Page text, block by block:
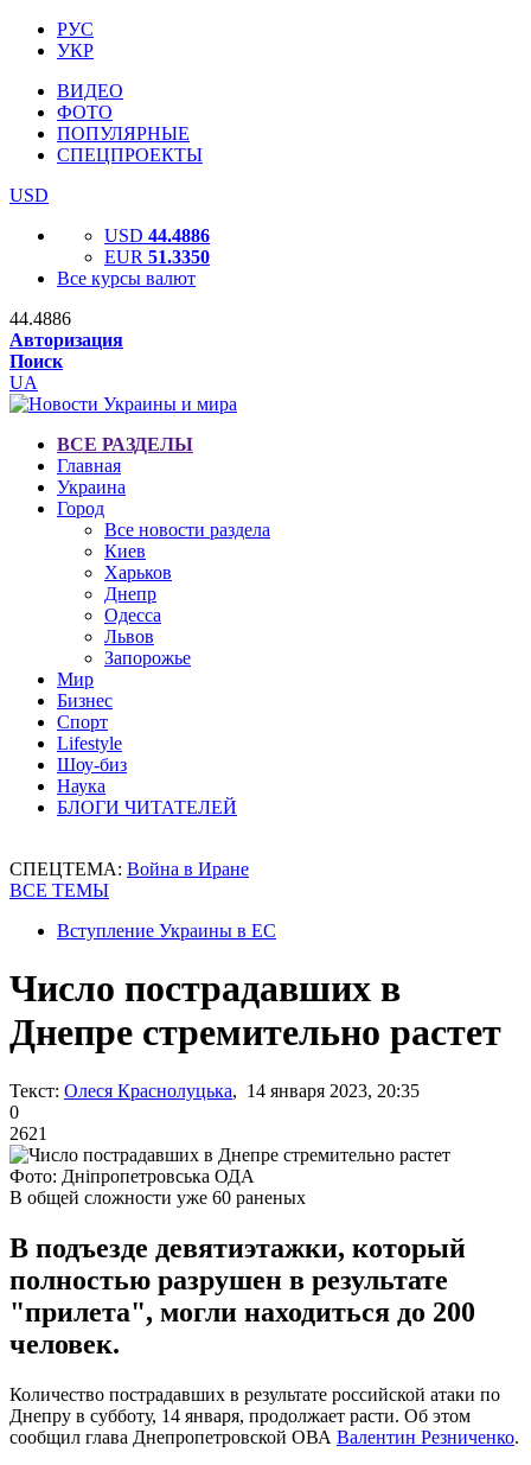
РУС
УКР
ВИДЕО
ФОТО
ПОПУЛЯРНЫЕ
СПЕЦПРОЕКТЫ
USD
USD 44.4886
EUR 51.3350
Все курсы валют
44.4886
Авторизация
Поиск
UA
ВСЕ РАЗДЕЛЫ
Главная
Украина
Город
Все новости раздела
Киев
Харьков
Днепр
Одесса
Львов
Запорожье
Мир
Бизнес
Спорт
Lifestyle
Шоу-биз
Наука
БЛОГИ ЧИТАТЕЛЕЙ
СПЕЦТЕМА: Война в Иране
ВСЕ ТЕМЫ
Вступление Украины в ЕС
Число пострадавших в
Днепре стремительно растет
Текст: Олеся Краснолуцька, 14 января 2023, 20:35
0
2621
Фото: Дніпропетровська ОДА
В общей сложности уже 60 раненых
В подъезде девятиэтажки, который
полностью разрушен в результате
"прилета", могли находиться до 200
человек.
Количество пострадавших в результате российской атаки по
Днепру в субботу, 14 января, продолжает расти. Об этом
сообщил глава Днепропетровской ОВА Валентин Резниченко.